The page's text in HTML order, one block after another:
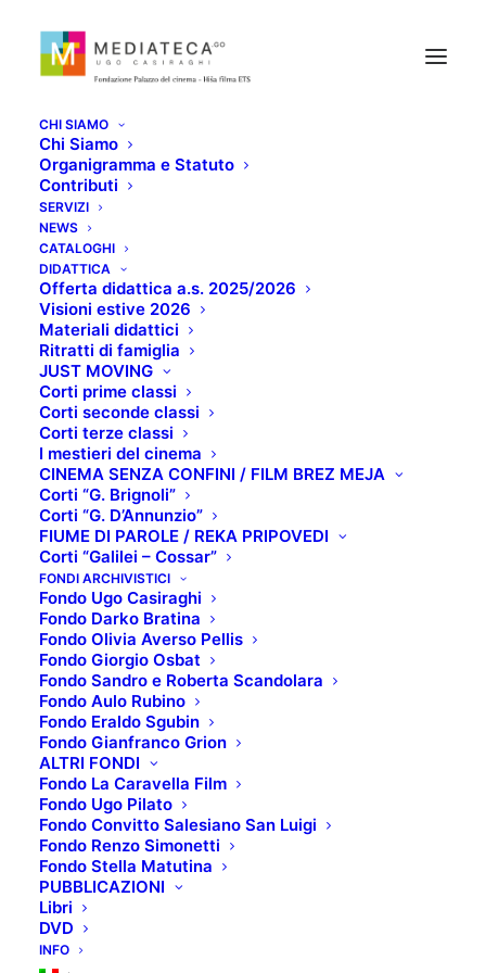
CHI SIAMO
Chi Siamo
Organigramma e Statuto
Contributi
SERVIZI
NEWS
CATALOGHI
DIDATTICA
Offerta didattica a.s. 2025/2026
Visioni estive 2026
Materiali didattici
Ritratti di famiglia
JUST MOVING
Corti prime classi
Corti seconde classi
Corti terze classi
I mestieri del cinema
CINEMA SENZA CONFINI / FILM BREZ MEJA
Corti “G. Brignoli”
Corti “G. D’Annunzio”
FIUME DI PAROLE / REKA PRIPOVEDI
Corti “Galilei – Cossar”
FONDI ARCHIVISTICI
Fondo Ugo Casiraghi
Fondo Darko Bratina
Fondo Olivia Averso Pellis
Fondo Giorgio Osbat
Fondo Sandro e Roberta Scandolara
Fondo Aulo Rubino
Fondo Eraldo Sgubin
Fondo Gianfranco Grion
ALTRI FONDI
Fondo La Caravella Film
Fondo Ugo Pilato
Fondo Convitto Salesiano San Luigi
Fondo Renzo Simonetti
Fondo Stella Matutina
PUBBLICAZIONI
Libri
DVD
INFO
SHOW DOGS:
ENTRIAMO IN SCENA
AGOSTO 25, 2021
TOP 5: FIDO
SCHEDA TECNICA:
Titolo originale
Regista: Raja Gosnell
Interpreti
Natasha Lyonne
Anno di produzione: 2018
Paese di produzione
Genere